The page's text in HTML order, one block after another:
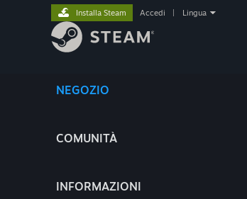
NEGOZIO
COMUNITÀ
INFORMAZIONI
Installa Steam Accedi Lingua